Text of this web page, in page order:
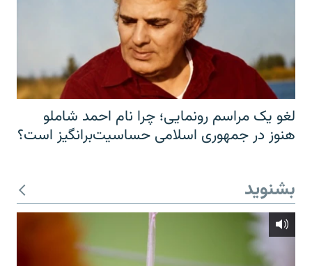
لغو یک مراسم رونمایی؛ چرا نام احمد شاملو
هنوز در جمهوری اسلامی حساسیت‌برانگیز است؟
بشنوید